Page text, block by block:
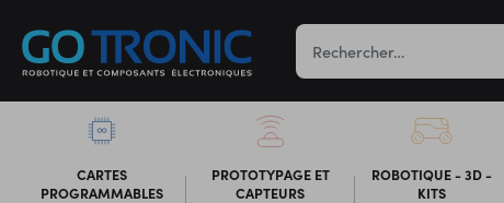
CARTES
PROGRAMMABLES
PROTOTYPAGE ET
CAPTEURS
ROBOTIQUE - 3D -
KITS